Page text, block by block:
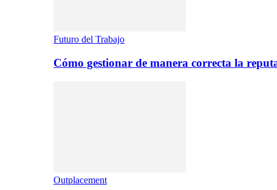
Futuro del Trabajo
Cómo gestionar de manera correcta la
Outplacement